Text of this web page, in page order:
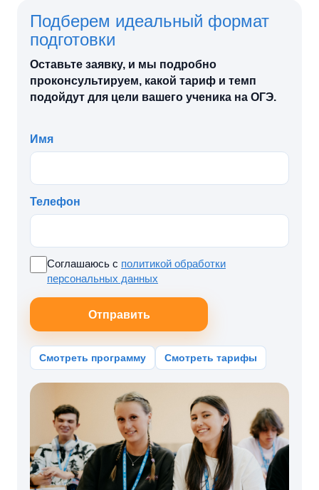
Подберем идеальный формат
подготовки
Оставьте заявку, и мы подробно
проконсультируем, какой тариф и темп
подойдут для цели вашего ученика на ОГЭ.
Имя
Телефон
Соглашаюсь с политикой обработки
персональных данных
Отправить
Смотреть программу Смотреть тарифы